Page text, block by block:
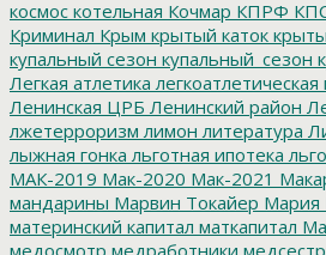
космос котельная Кочмар КПРФ
Криминал Крым крытый каток
купальный сезон купальный_сезон
Легкая атлетика
Ленинская ЦРБ Ленинский район
лжетерроризм лимон литература
лыжная гонка льготная ипотека
МАК-2019 Мак-2020 Мак-2021
мандарины Марвин Токайер Мария
материнский капитал маткапитал
медосмотр медработники